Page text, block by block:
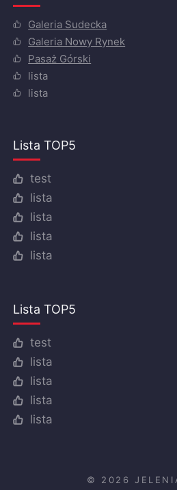
Galeria Sudecka
Galeria Nowy Rynek
Pasaż Górski
lista
lista
Lista TOP5
test
lista
lista
lista
lista
Lista TOP5
test
lista
lista
lista
lista
© 2026